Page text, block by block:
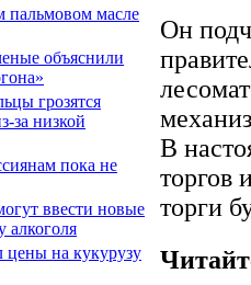
масле
объяснили
грозятся
за низкой
пока не
ввести новые
алкоголя
на кукурузу
Он
В
торгов
торги